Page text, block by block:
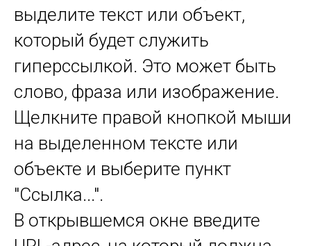
выделите текст или объект,
который будет служить
гиперссылкой. Это может быть
слово, фраза или изображение.
Щелкните правой кнопкой мыши
на выделенном тексте или
объекте и выберите пункт
"Ссылка...".
В открывшемся окне введите